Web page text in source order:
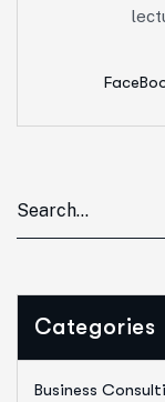
Categories
Business